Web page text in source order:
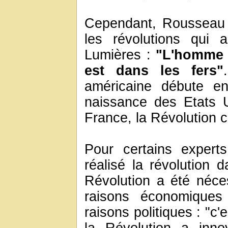
Cependant,
les révolutions qui
Lumières :
est dans les fers"
américaine débute
naissance des Etats
France, la Révolution
Pour certains
réalisé la révolution
Révolution a été
raisons
raisons politiques :